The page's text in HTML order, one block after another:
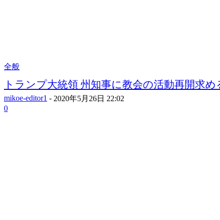
全般
トランプ大統領 州知事に教会の活動再開求め
mikoe-editor1 - 2020年5月26日 22:02
0